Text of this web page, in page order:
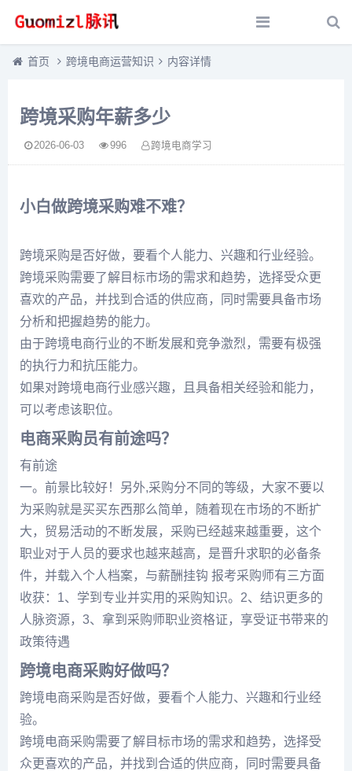
首页 跨境电商运营知识 内容详情
跨境采购年薪多少
2026-06-03 996 跨境电商学习
小白做跨境采购难不难？
跨境采购是否好做，要看个人能力、兴趣和行业经验。
跨境采购需要了解目标市场的需求和趋势，选择受众更
喜欢的产品，并找到合适的供应商，同时需要具备市场
分析和把握趋势的能力。
由于跨境电商行业的不断发展和竞争激烈，需要有极强
的执行力和抗压能力。
如果对跨境电商行业感兴趣，且具备相关经验和能力，
可以考虑该职位。
电商采购员有前途吗？
有前途
一。前景比较好！另外,采购分不同的等级，大家不要以
为采购就是买买东西那么简单，随着现在市场的不断扩
大，贸易活动的不断发展，采购已经越来越重要，这个
职业对于人员的要求也越来越高，是晋升求职的必备条
件，并载入个人档案，与薪酬挂钩 报考采购师有三方面
收获：1、学到专业并实用的采购知识。2、结识更多的
人脉资源，3、拿到采购师职业资格证，享受证书带来的
政策待遇
跨境电商采购好做吗？
跨境电商采购是否好做，要看个人能力、兴趣和行业经
验。
跨境电商采购需要了解目标市场的需求和趋势，选择受
众更喜欢的产品，并找到合适的供应商，同时需要具备